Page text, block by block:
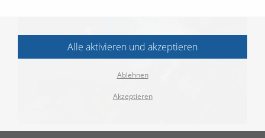
Ablehnen
Akzeptieren
Alle aktivieren und akzeptieren